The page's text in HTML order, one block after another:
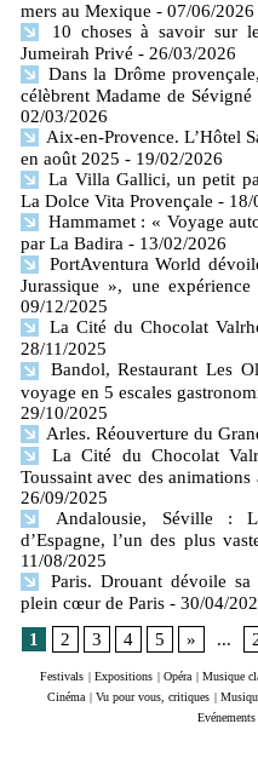
mers​ au Mexique - 07/06/2026
10 choses à savoir sur
Jumeirah Privé - 26/03/2026
Dans la Drôme
célèbrent Madame de
02/03/2026
Aix-en-Provence. L’Hôtel
en août 2025 - 19/02/2026
La Villa Gallici, un petit
La Dolce Vita Provençale - 18/
Hammamet : « Voyage
par La Badira - 13/02/2026
PortAventura World
Jurassique », une
09/12/2025
La Cité du Chocolat
28/11/2025
Bandol, Restaurant Les
voyage en 5 escales
29/10/2025
Arles. Réouverture du
La Cité du Chocolat
Toussaint avec des
26/09/2025
Andalousie, Séville :
d’Espagne, l’un des plus
11/08/2025
Paris. Drouant dévoile
plein cœur de Paris - 30/04/
1
2 3 4 5 » ...
Festivals | Expositions | Opéra | Musique
Cinéma | Vu pour vous, critiques |
Evénements